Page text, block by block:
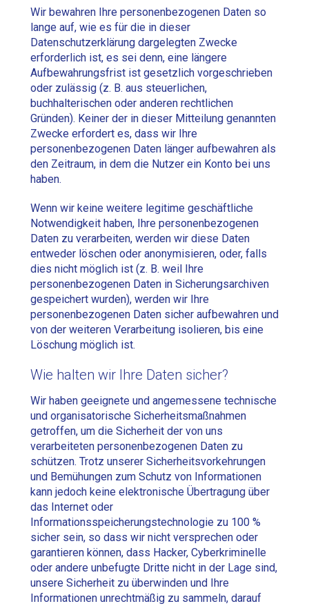
Wir bewahren Ihre personenbezogenen Daten so
lange auf, wie es für die in dieser
Datenschutzerklärung dargelegten Zwecke
erforderlich ist, es sei denn, eine längere
Aufbewahrungsfrist ist gesetzlich vorgeschrieben
oder zulässig (z. B. aus steuerlichen,
buchhalterischen oder anderen rechtlichen
Gründen). Keiner der in dieser Mitteilung genannten
Zwecke erfordert es, dass wir Ihre
personenbezogenen Daten länger aufbewahren als
den Zeitraum, in dem die Nutzer ein Konto bei uns
haben.
Wenn wir keine weitere legitime geschäftliche
Notwendigkeit haben, Ihre personenbezogenen
Daten zu verarbeiten, werden wir diese Daten
entweder löschen oder anonymisieren, oder, falls
dies nicht möglich ist (z. B. weil Ihre
personenbezogenen Daten in Sicherungsarchiven
gespeichert wurden), werden wir Ihre
personenbezogenen Daten sicher aufbewahren und
von der weiteren Verarbeitung isolieren, bis eine
Löschung möglich ist.
Wie halten wir Ihre Daten sicher?
Wir haben geeignete und angemessene technische
und organisatorische Sicherheitsmaßnahmen
getroffen, um die Sicherheit der von uns
verarbeiteten personenbezogenen Daten zu
schützen. Trotz unserer Sicherheitsvorkehrungen
und Bemühungen zum Schutz von Informationen
kann jedoch keine elektronische Übertragung über
das Internet oder
Informationsspeicherungstechnologie zu 100 %
sicher sein, so dass wir nicht versprechen oder
garantieren können, dass Hacker, Cyberkriminelle
oder andere unbefugte Dritte nicht in der Lage sind,
unsere Sicherheit zu überwinden und Ihre
Informationen unrechtmäßig zu sammeln, darauf